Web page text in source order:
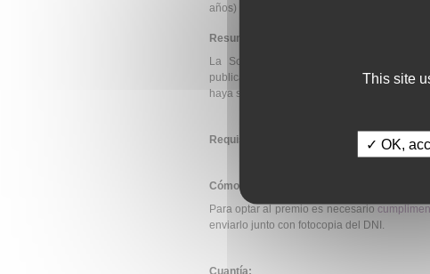
años) y que esté en los diez años
Resumen de la convocatoria:
La Sociedad Española de Bioquímica y
publicado entre el 1 junio 2025 y el 1 junio
haya sido realizado en España.
Requisitos de los solicitantes:
Cómo se solicita:
Para optar al premio es necesario
enviarlo junto con fotocopia del DNI.
Cuantía:
This site
✓ OK,